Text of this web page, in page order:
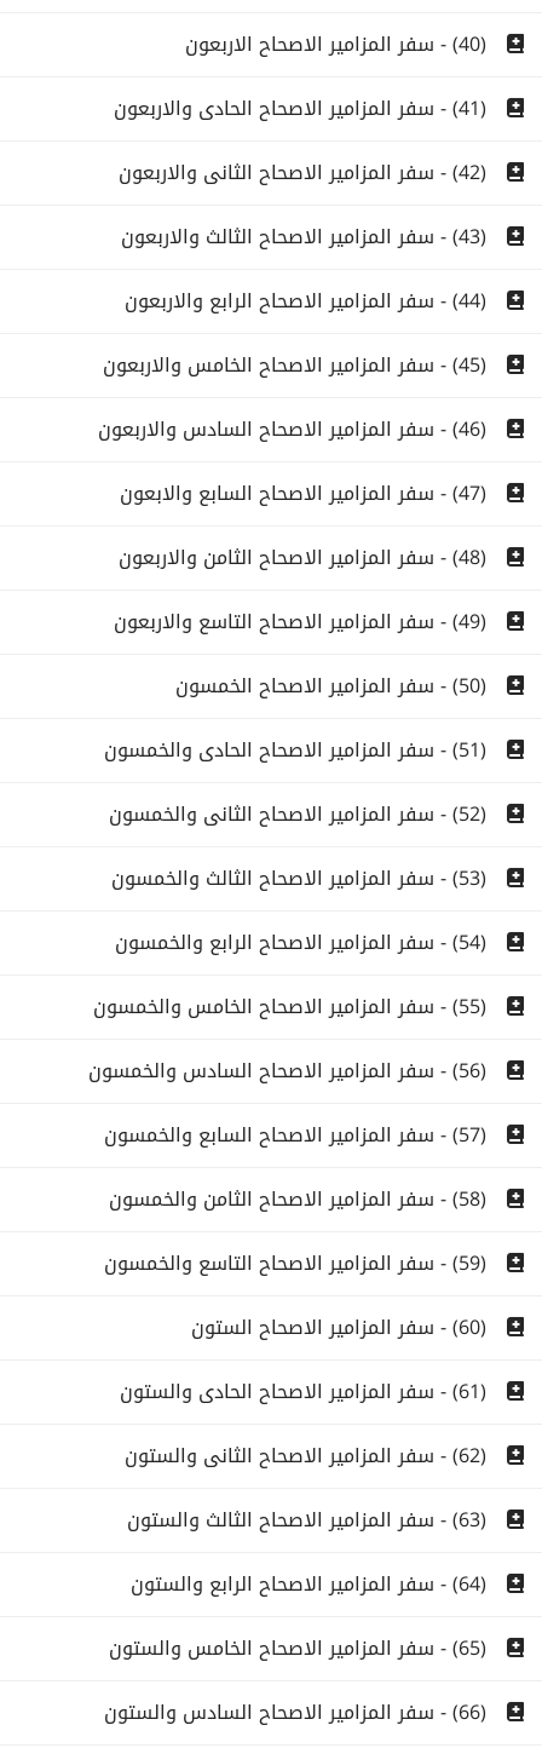
(40) - سفر المزامير الاصحاح الاربعون
(41) - سفر المزامير الاصحاح الحادى والاربعون
(42) - سفر المزامير الاصحاح الثانى والاربعون
(43) - سفر المزامير الاصحاح الثالث والاربعون
(44) - سفر المزامير الاصحاح الرابع والاربعون
(45) - سفر المزامير الاصحاح الخامس والاربعون
(46) - سفر المزامير الاصحاح السادس والاربعون
(47) - سفر المزامير الاصحاح السابع والابعون
(48) - سفر المزامير الاصحاح الثامن والاربعون
(49) - سفر المزامير الاصحاح التاسع والاربعون
(50) - سفر المزامير الاصحاح الخمسون
(51) - سفر المزامير الاصحاح الحادى والخمسون
(52) - سفر المزامير الاصحاح الثانى والخمسون
(53) - سفر المزامير الاصحاح الثالث والخمسون
(54) - سفر المزامير الاصحاح الرابع والخمسون
(55) - سفر المزامير الاصحاح الخامس والخمسون
(56) - سفر المزامير الاصحاح السادس والخمسون
(57) - سفر المزامير الاصحاح السابع والخمسون
(58) - سفر المزامير الاصحاح الثامن والخمسون
(59) - سفر المزامير الاصحاح التاسع والخمسون
(60) - سفر المزامير الاصحاح الستون
(61) - سفر المزامير الاصحاح الحادى والستون
(62) - سفر المزامير الاصحاح الثانى والستون
(63) - سفر المزامير الاصحاح الثالث والستون
(64) - سفر المزامير الاصحاح الرابع والستون
(65) - سفر المزامير الاصحاح الخامس والستون
(66) - سفر المزامير الاصحاح السادس والستون